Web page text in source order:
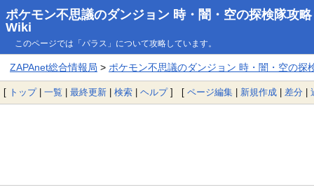
ポケモン不思議のダンジョン 時・闇・空の探検隊攻略
Wiki
このページでは「パラス」について攻略しています。
ZAPAnet総合情報局 > ポケモン不思議のダンジョン 時・闇・空の探
[ トップ| 一覧 | 最終更新 | 検索 | ヘルプ] [ ページ編集 | 新規作成 | 差分 |